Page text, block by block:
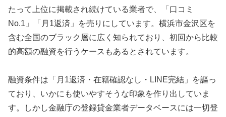
たって上位に掲載され続けている業者で、「口コミ
No.1」「月1返済」を売りにしています。横浜市金沢区を
含む全国のブラック層に広く知られており、初回から比較
的高額の融資を行うケースもあるとされています。
融資条件は「月1返済・在籍確認なし・LINE完結」を謳っ
ており、いかにも使いやすそうな印象を作り出していま
す。しかし金融庁の登録貸金業者データベースには一切登